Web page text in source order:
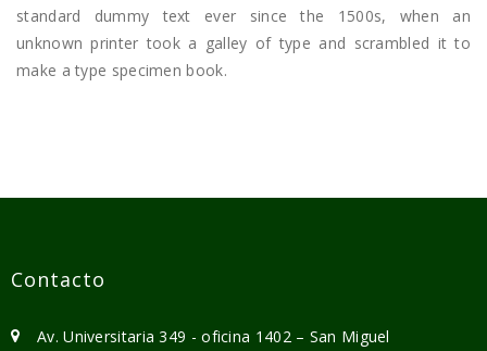
standard dummy text ever since the 1500s, when an
unknown printer took a galley of type and scrambled it to
make a type specimen book.
Contacto
Av. Universitaria 349 - oficina 1402 – San Miguel